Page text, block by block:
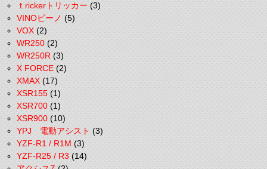
ｔrickerトリッカー(3)
VINOビーノ(5)
VOX(2)
WR250(2)
WR250R(3)
X FORCE(2)
XMAX(17)
XSR155(1)
XSR700(1)
XSR900(10)
YPJ 電動アシスト(3)
YZF-R1 / R1M(3)
YZF-R25 / R3(14)